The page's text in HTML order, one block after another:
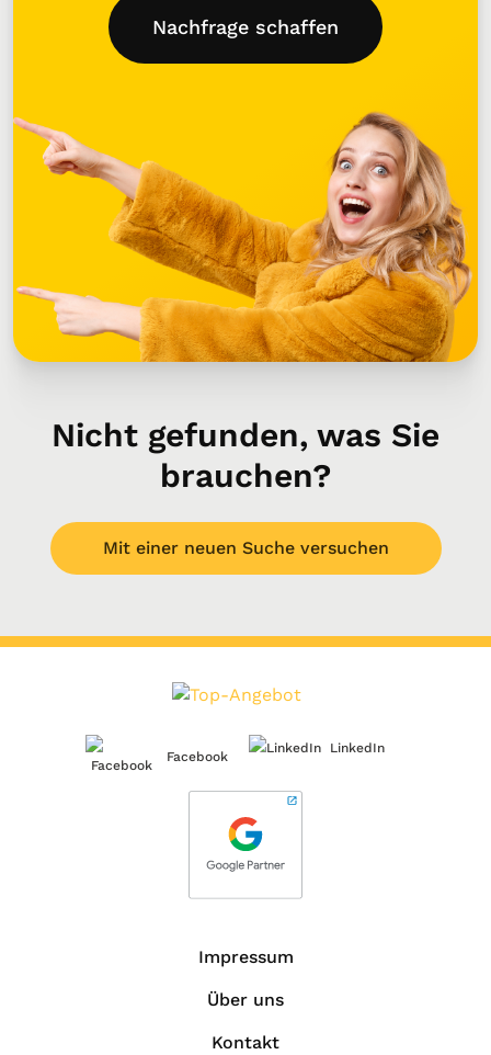
Nachfrage schaffen
Nicht gefunden, was Sie
brauchen?
Mit einer neuen Suche versuchen
Facebook
LinkedIn
Impressum
Über uns
Kontakt